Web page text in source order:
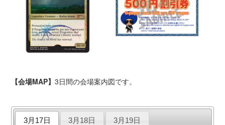
【会場MAP】 3日間の会場案内図です。
3月17日 3月18日 3月19日